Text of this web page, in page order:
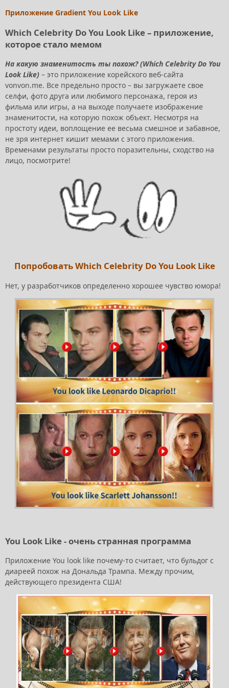
Приложение Gradient You Look Like
Which Celebrity Do You Look Like – приложение,
которое стало мемом
На какую знаменитость ты похож? (Which Celebrity Do You
Look Like) – это приложение корейского веб-сайта
vonvon.me. Все предельно просто – вы загружаете свое
селфи, фото друга или любимого персонажа, героя из
фильма или игры, а на выходе получаете изображение
знаменитости, на которую похож объект. Несмотря на
простоту идеи, воплощение ее весьма смешное и забавное,
не зря интернет кишит мемами с этого приложения.
Временами результаты просто поразительны, сходство на
лицо, посмотрите!
Попробовать Which Celebrity Do You Look Like
Нет, у разработчиков определенно хорошее чувство юмора!
You Look Like - очень странная программа
Приложение You look like почему-то считает, что бульдог с
диареей похож на Дональда Трампа. Между прочим,
действующего президента США!